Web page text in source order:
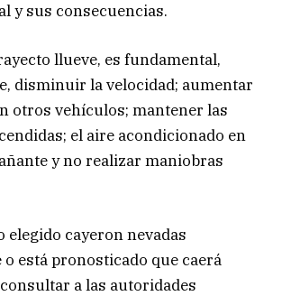
y sus consecuencias.
llueve, es fundamental,
disminuir la velocidad; aumentar
otros vehículos; mantener las
el aire acondicionado en
y no realizar maniobras
elegido cayeron nevadas
está pronosticado que caerá
a las autoridades